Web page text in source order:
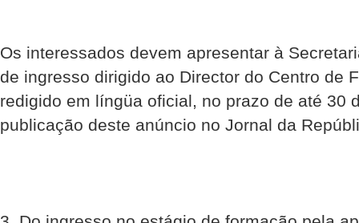
Os interessados devem apresentar à
de ingresso dirigido ao Director do Centro de
redigido em língüa oficial, no prazo de até 30
publicação deste anúncio no Jornal da